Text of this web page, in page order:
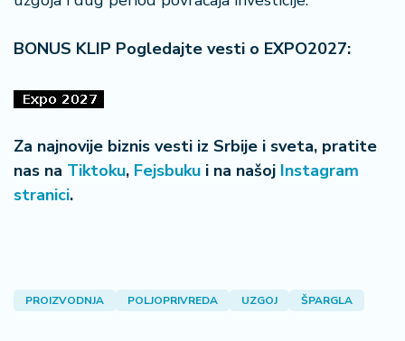
BONUS KLIP Pogledajte vesti o EXPO2027:
Za najnovije biznis vesti iz Srbije i sveta, pratite
nas na Tiktoku, Fejsbuku i na našoj Instagram
stranici.
PROIZVODNJA POLJOPRIVREDA UZGOJ ŠPARGLA